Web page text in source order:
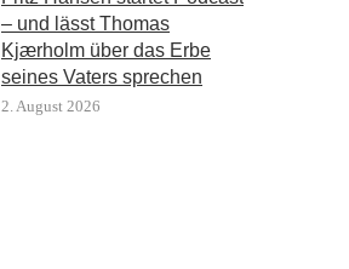
– und lässt Thomas
Kjærholm über das Erbe
seines Vaters sprechen
2. August 2026